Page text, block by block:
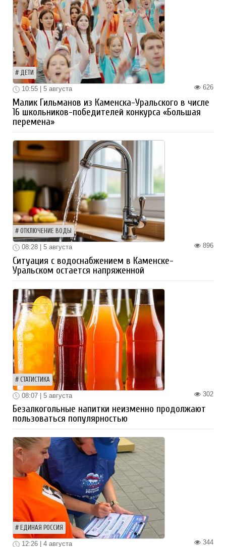
ДЕТИ
626
10:55 | 5 августа
Малик Гильманов из Каменска-Уральского в числе
16 школьников-победителей конкурса «Большая
перемена»
ОТКЛЮЧЕНИЕ ВОДЫ
896
08:28 | 5 августа
Ситуация с водоснабжением в Каменске-
Уральском остается напряженной
СТАТИСТИКА
302
08:07 | 5 августа
Безалкогольные напитки неизменно продолжают
пользоваться популярностью
ЕДИНАЯ РОССИЯ
344
12:26 | 4 августа